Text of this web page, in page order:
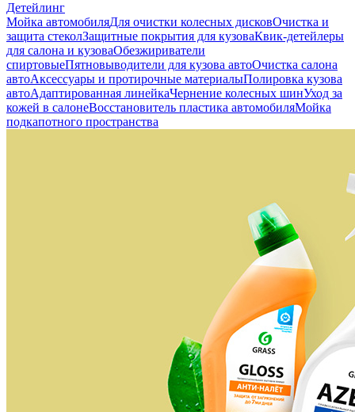
Детейлинг
Мойка автомобиляДля очистки колесных дисковОчистка и
защита стеколЗащитные покрытия для кузоваКвик-детейлеры
для салона и кузоваОбезжириватели
спиртовыеПятновыводители для кузова автоОчистка салона
автоАксессуары и протирочные материалыПолировка кузова
автоАдаптированная линейкаЧернение колесных шинУход за
кожей в салонеВосстановитель пластика автомобиляМойка
подкапотного пространства